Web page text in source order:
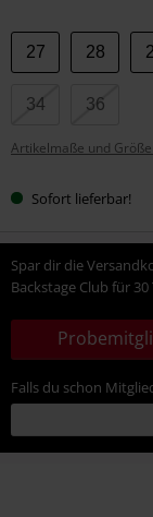
Wähle
deine
Größe
27 28
34 36
Artikelmaße und
Sofort lieferbar!
Spar dir die
Backstage Club für
Falls du schon